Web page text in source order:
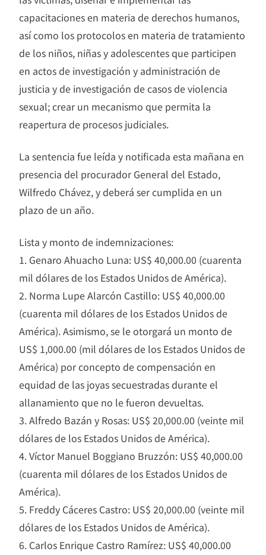
capacitaciones en materia de derechos humanos,
así como los protocolos en materia de tratamiento
de los niños, niñas y adolescentes que participen
en actos de investigación y administración de
justicia y de investigación de casos de violencia
sexual; crear un mecanismo que permita la
reapertura de procesos judiciales.
La sentencia fue leída y notificada esta mañana en
presencia del procurador General del Estado,
Wilfredo Chávez, y deberá ser cumplida en un
plazo de un año.
Lista y monto de indemnizaciones:
1. Genaro Ahuacho Luna: US$ 40,000.00 (cuarenta
mil dólares de los Estados Unidos de América).
2. Norma Lupe Alarcón Castillo: US$ 40,000.00
(cuarenta mil dólares de los Estados Unidos de
América). Asimismo, se le otorgará un monto de
US$ 1,000.00 (mil dólares de los Estados Unidos de
América) por concepto de compensación en
equidad de las joyas secuestradas durante el
allanamiento que no le fueron devueltas.
3. Alfredo Bazán y Rosas: US$ 20,000.00 (veinte mil
dólares de los Estados Unidos de América).
4. Víctor Manuel Boggiano Bruzzón: US$ 40,000.00
(cuarenta mil dólares de los Estados Unidos de
América).
5. Freddy Cáceres Castro: US$ 20,000.00 (veinte mil
dólares de los Estados Unidos de América).
6. Carlos Enrique Castro Ramírez: US$ 40,000.00